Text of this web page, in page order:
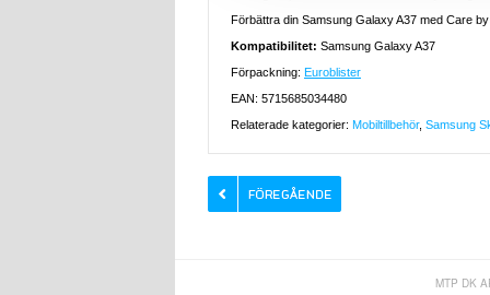
Förbättra din Samsung Galaxy A37 med Care
Kompatibilitet: Samsung Galaxy A37
Förpackning: Euroblister
EAN: 5715685034480
Relaterade kategorier: Mobiltillbehör, Samsung
MTP DK